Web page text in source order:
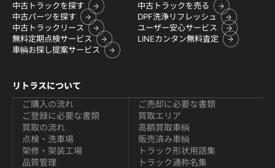
中古トラックを探す
中古トラックを売る
中古パーツを探す
DPF洗浄リフレッシュ
中古トラックリース
ユーザー安心サービス
無料定期点検サービス
LINEカンタン無料査定
車輌お探し提案サービス
リトラスについて
ご購入の流れ
ご登録に必要な書類
買取の流れ
ご売却に必要な書類
買取エリア
高額買取車輌
点検・洗車場
架修・架装工場
品質管理
販売済み車輌
トラック形状用語集
トラック通称名集